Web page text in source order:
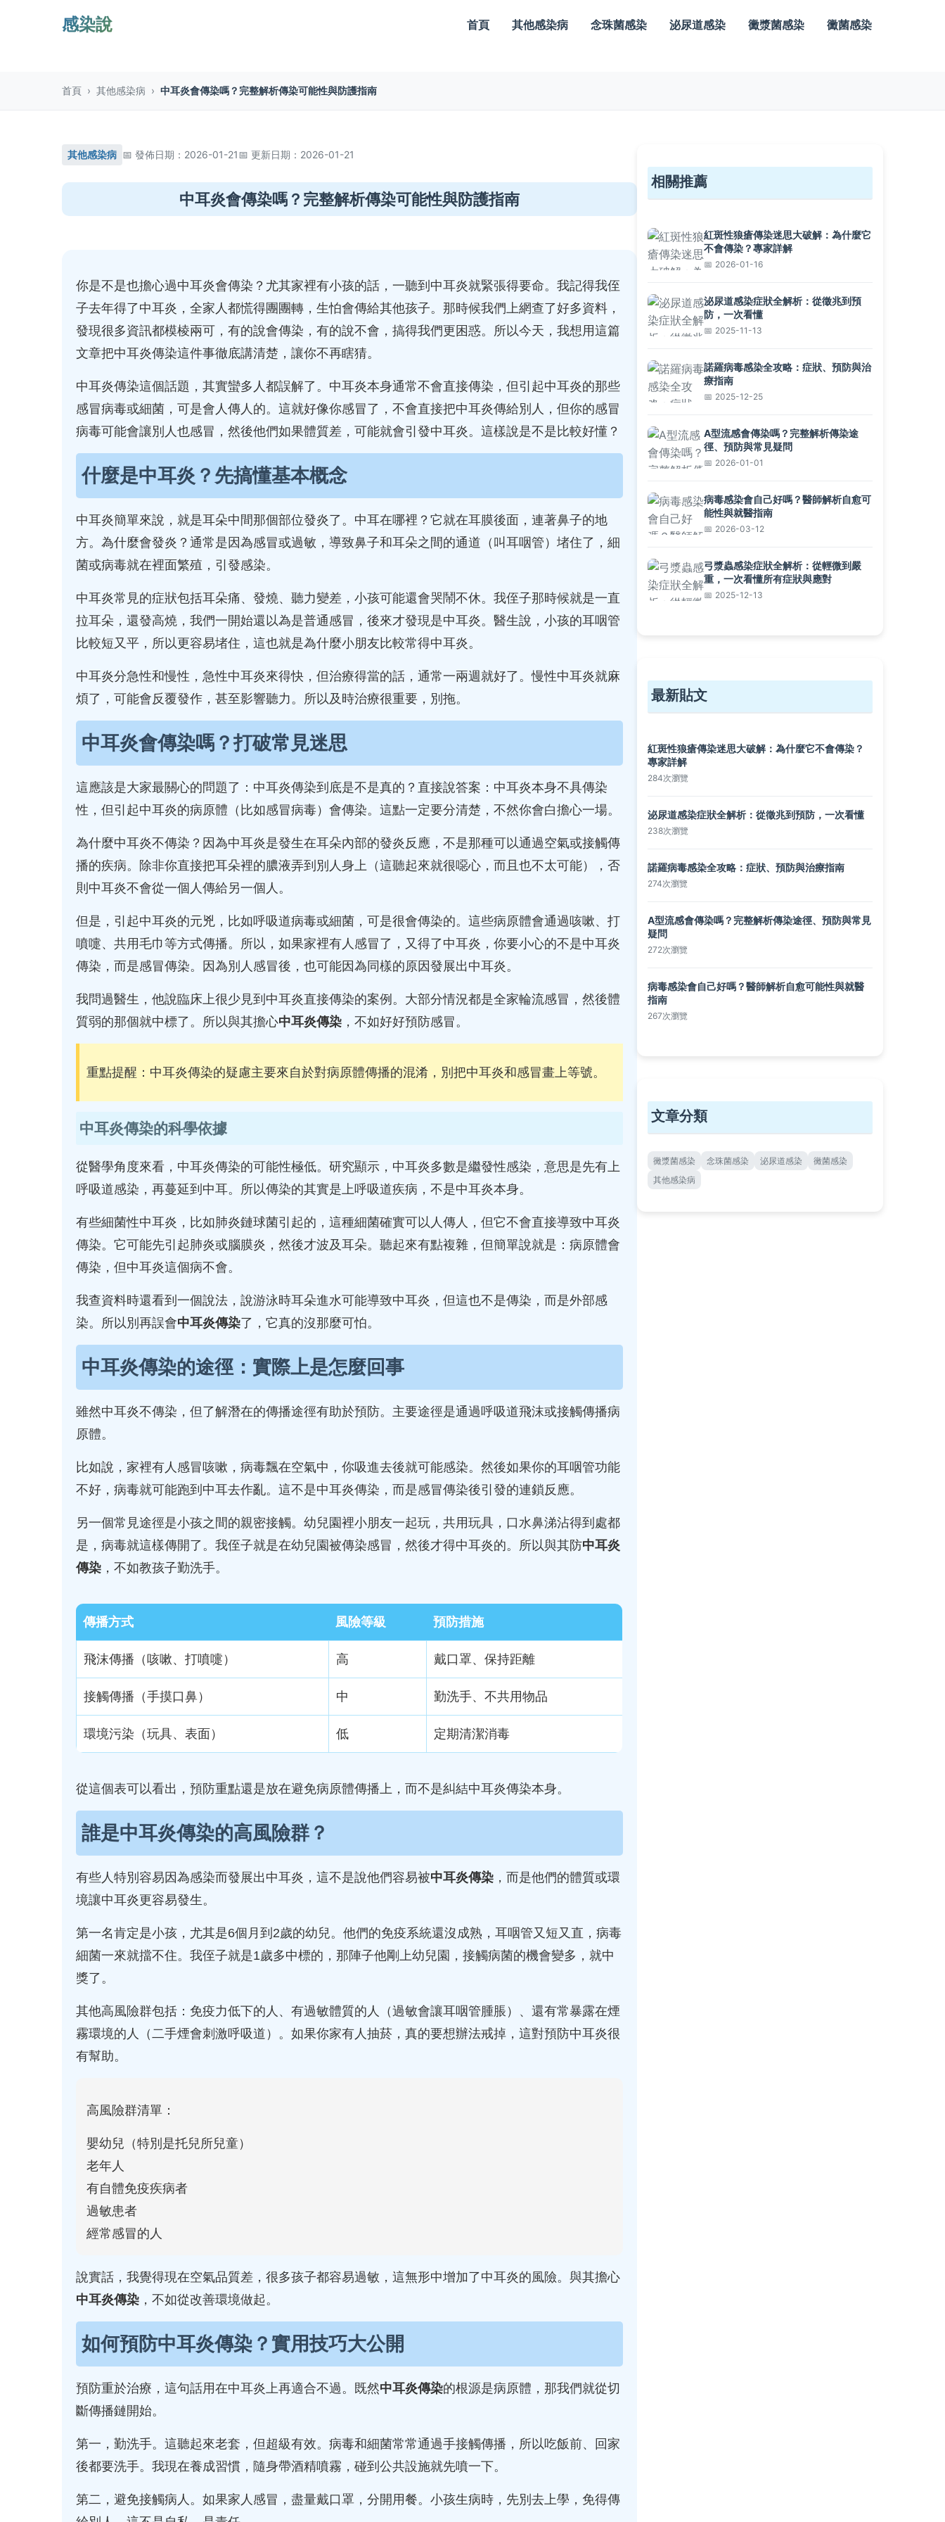
感染說 首頁 其他感染病 念珠菌感染 泌尿道感染 黴漿菌感染 黴菌感染
首頁 › 其他感染病 › 中耳炎會傳染嗎？完整解析傳染可能性與防護指南
其他感染病 發佈日期：2026-01-21 更新日期：2026-01-21
中耳炎會傳染嗎？完整解析傳染可能性與防護指南
你是不是也擔心過中耳炎會傳染？尤其家裡有小孩的話，一聽到中耳炎就緊張得要命。我記得我侄
子去年得了中耳炎，全家人都慌得團團轉，生怕會傳給其他孩子。那時候我們上網查了好多資料，
發現很多資訊都模棱兩可，有的說會傳染，有的說不會，搞得我們更困惑。所以今天，我想用這篇
文章把中耳炎傳染這件事徹底講清楚，讓你不再瞎猜。
中耳炎傳染這個話題，其實蠻多人都誤解了。中耳炎本身通常不會直接傳染，但引起中耳炎的那些
感冒病毒或細菌，可是會人傳人的。這就好像你感冒了，不會直接把中耳炎傳給別人，但你的感冒
病毒可能會讓別人也感冒，然後他們如果體質差，可能就會引發中耳炎。這樣說是不是比較好懂？
什麼是中耳炎？先搞懂基本概念
中耳炎簡單來說，就是耳朵中間那個部位發炎了。中耳在哪裡？它就在耳膜後面，連著鼻子的地
方。為什麼會發炎？通常是因為感冒或過敏，導致鼻子和耳朵之間的通道（叫耳咽管）堵住了，細
菌或病毒就在裡面繁殖，引發感染。
中耳炎常見的症狀包括耳朵痛、發燒、聽力變差，小孩可能還會哭鬧不休。我侄子那時候就是一直
拉耳朵，還發高燒，我們一開始還以為是普通感冒，後來才發現是中耳炎。醫生說，小孩的耳咽管
比較短又平，所以更容易堵住，這也就是為什麼小朋友比較常得中耳炎。
中耳炎分急性和慢性，急性中耳炎來得快，但治療得當的話，通常一兩週就好了。慢性中耳炎就麻
煩了，可能會反覆發作，甚至影響聽力。所以及時治療很重要，別拖。
中耳炎會傳染嗎？打破常見迷思
這應該是大家最關心的問題了：中耳炎傳染到底是不是真的？直接說答案：中耳炎本身不具傳染
性，但引起中耳炎的病原體（比如感冒病毒）會傳染。這點一定要分清楚，不然你會白擔心一場。
為什麼中耳炎不傳染？因為中耳炎是發生在耳朵內部的發炎反應，不是那種可以通過空氣或接觸傳
播的疾病。除非你直接把耳朵裡的膿液弄到別人身上（這聽起來就很噁心，而且也不太可能），否
則中耳炎不會從一個人傳給另一個人。
但是，引起中耳炎的元兇，比如呼吸道病毒或細菌，可是很會傳染的。這些病原體會通過咳嗽、打
噴嚏、共用毛巾等方式傳播。所以，如果家裡有人感冒了，又得了中耳炎，你要小心的不是中耳炎
傳染，而是感冒傳染。因為別人感冒後，也可能因為同樣的原因發展出中耳炎。
我問過醫生，他說臨床上很少見到中耳炎直接傳染的案例。大部分情況都是全家輪流感冒，然後體
質弱的那個就中標了。所以與其擔心中耳炎傳染 ，不如好好預防感冒。
重點提醒：中耳炎傳染的疑慮主要來自於對病原體傳播的混淆，別把中耳炎和感冒畫上等號。
中耳炎傳染的科學依據
從醫學角度來看，中耳炎傳染的可能性極低。研究顯示，中耳炎多數是繼發性感染，意思是先有上
呼吸道感染，再蔓延到中耳。所以傳染的其實是上呼吸道疾病，不是中耳炎本身。
有些細菌性中耳炎，比如肺炎鏈球菌引起的，這種細菌確實可以人傳人，但它不會直接導致中耳炎
傳染。它可能先引起肺炎或腦膜炎，然後才波及耳朵。聽起來有點複雜，但簡單說就是：病原體會
傳染，但中耳炎這個病不會。
我查資料時還看到一個說法，說游泳時耳朵進水可能導致中耳炎，但這也不是傳染，而是外部感
染。所以別再誤會中耳炎傳染了，它真的沒那麼可怕。
中耳炎傳染的途徑：實際上是怎麼回事
雖然中耳炎不傳染，但了解潛在的傳播途徑有助於預防。主要途徑是通過呼吸道飛沫或接觸傳播病
原體。
比如說，家裡有人感冒咳嗽，病毒飄在空氣中，你吸進去後就可能感染。然後如果你的耳咽管功能
不好，病毒就可能跑到中耳去作亂。這不是中耳炎傳染，而是感冒傳染後引發的連鎖反應。
另一個常見途徑是小孩之間的親密接觸。幼兒園裡小朋友一起玩，共用玩具，口水鼻涕沾得到處都
是，病毒就這樣傳開了。我侄子就是在幼兒園被傳染感冒，然後才得中耳炎的。所以與其防中耳炎
傳染 ，不如教孩子勤洗手。
傳播方式 風險等級 預防措施
飛沫傳播（咳嗽、打噴嚏） 高 戴口罩、保持距離
接觸傳播（手摸口鼻） 中 勤洗手、不共用物品
環境污染（玩具、表面） 低 定期清潔消毒
從這個表可以看出，預防重點還是放在避免病原體傳播上，而不是糾結中耳炎傳染本身。
誰是中耳炎傳染的高風險群？
有些人特別容易因為感染而發展出中耳炎，這不是說他們容易被中耳炎傳染 ，而是他們的體質或環
境讓中耳炎更容易發生。
第一名肯定是小孩，尤其是6個月到2歲的幼兒。他們的免疫系統還沒成熟，耳咽管又短又直，病毒
細菌一來就擋不住。我侄子就是1歲多中標的，那陣子他剛上幼兒園，接觸病菌的機會變多，就中
獎了。
其他高風險群包括：免疫力低下的人、有過敏體質的人（過敏會讓耳咽管腫脹）、還有常暴露在煙
霧環境的人（二手煙會刺激呼吸道）。如果你家有人抽菸，真的要想辦法戒掉，這對預防中耳炎很
有幫助。
高風險群清單：
嬰幼兒（特別是托兒所兒童）
老年人
有自體免疫疾病者
過敏患者
經常感冒的人
說實話，我覺得現在空氣品質差，很多孩子都容易過敏，這無形中增加了中耳炎的風險。與其擔心
中耳炎傳染 ，不如從改善環境做起。
如何預防中耳炎傳染？實用技巧大公開
預防重於治療，這句話用在中耳炎上再適合不過。既然中耳炎傳染的根源是病原體，那我們就從切
斷傳播鏈開始。
第一，勤洗手。這聽起來老套，但超級有效。病毒和細菌常常通過手接觸傳播，所以吃飯前、回家
後都要洗手。我現在養成習慣，隨身帶酒精噴霧，碰到公共設施就先噴一下。
第二，避免接觸病人。如果家人感冒，盡量戴口罩，分開用餐。小孩生病時，先別去上學，免得傳
相關推薦
紅斑性狼瘡傳染迷思大破解：為什麼它
不會傳染？專家詳解
2026-01-16
泌尿道感染症狀全解析：從徵兆到預
防，一次看懂
2025-11-13
諾羅病毒感染全攻略：症狀、預防與治
療指南
2025-12-25
A型流感會傳染嗎？完整解析傳染途
徑、預防與常見疑問
2026-01-01
病毒感染會自己好嗎？醫師解析自愈可
能性與就醫指南
2026-03-12
弓漿蟲感染症狀全解析：從輕微到嚴
重，一次看懂所有症狀與應對
2025-12-13
最新貼文
紅斑性狼瘡傳染迷思大破解：為什麼它不會傳染？
專家詳解
284次瀏覽
泌尿道感染症狀全解析：從徵兆到預防，一次看懂
238次瀏覽
諾羅病毒感染全攻略：症狀、預防與治療指南
274次瀏覽
A型流感會傳染嗎？完整解析傳染途徑、預防與常見
疑問
272次瀏覽
病毒感染會自己好嗎？醫師解析自愈可能性與就醫
指南
267次瀏覽
文章分類
黴漿菌感染 念珠菌感染 泌尿道感染
黴菌感染
其他感染病